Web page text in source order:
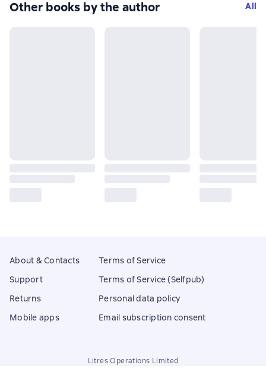
Other books by the author All
About & Contacts
Support
Returns
Mobile apps
Terms of Service
Terms of Service (Selfpub)
Personal data policy
Email subscription consent
Litres Operations Limited